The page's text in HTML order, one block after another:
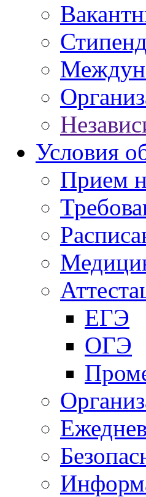
Условия
Прием
ЕГЭ
ОГЭ